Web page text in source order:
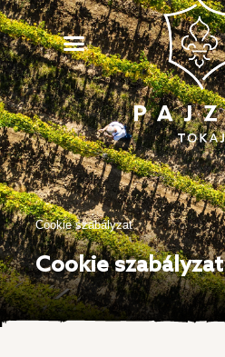
Cookie szabályzat
Cookie szabályzat